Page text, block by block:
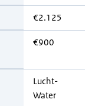
€2.125
€900
Lucht-
Water